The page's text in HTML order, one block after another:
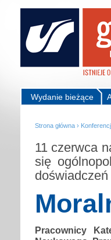
Wydanie bieżące
Strona główna ›
11 czerwca
się
Pracownicy